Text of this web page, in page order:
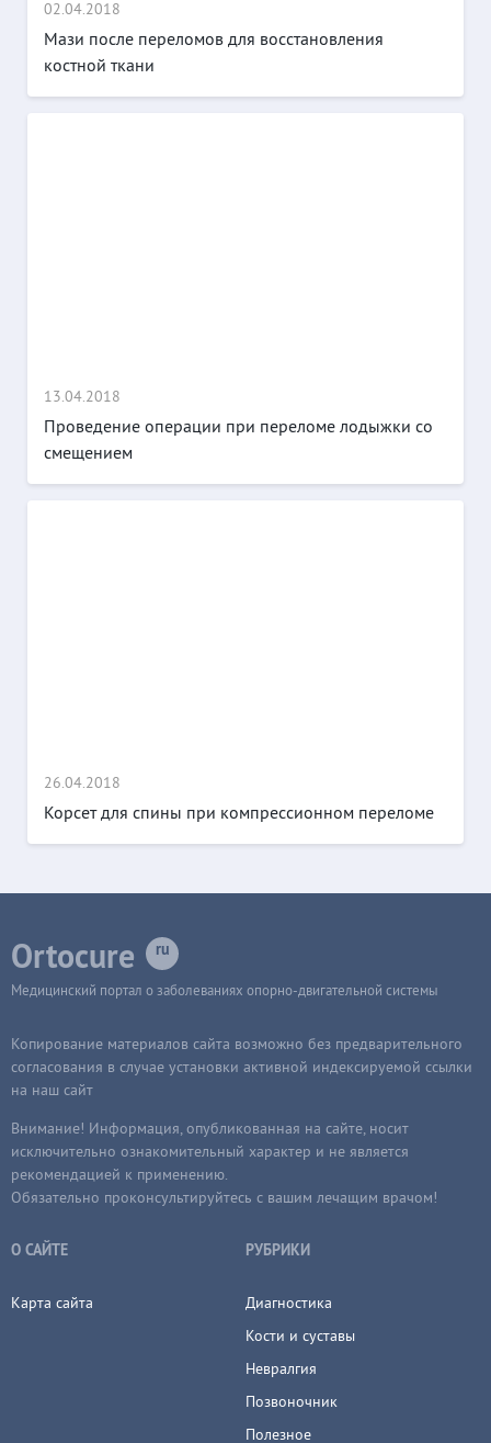
02.04.2018
Мази после переломов для восстановления
костной ткани
13.04.2018
Проведение операции при переломе лодыжки со
смещением
26.04.2018
Корсет для спины при компрессионном переломе
Ortocure
Медицинский портал о заболеваниях опорно-двигательной системы
Копирование материалов сайта возможно без предварительного
согласования в случае установки активной индексируемой ссылки
на наш сайт
Внимание! Информация, опубликованная на сайте, носит
исключительно ознакомительный характер и не является
рекомендацией к применению.
Обязательно проконсультируйтесь с вашим лечащим врачом!
О САЙТЕ
Карта сайта
РУБРИКИ
Диагностика
Кости и суставы
Невралгия
Позвоночник
Полезное